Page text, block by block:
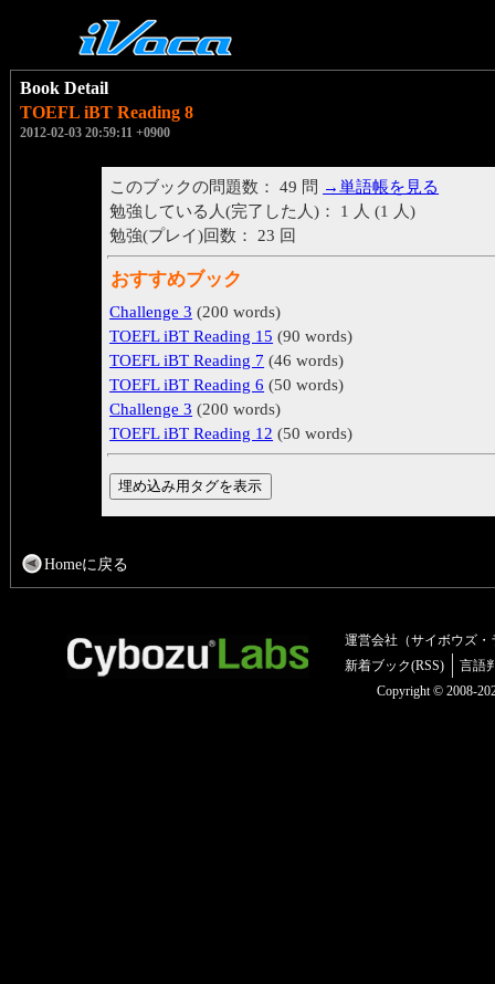
Book Detail
TOEFL iBT Reading 8
2012-02-03 20:59:11 +0900
このブックの問題数： 49 問 →単語帳を見る
勉強している人(完了した人)： 1 人 (1 人)
勉強(プレイ)回数： 23 回
おすすめブック
Challenge 3 (200 words)
TOEFL iBT Reading 15 (90 words)
TOEFL iBT Reading 7 (46 words)
TOEFL iBT Reading 6 (50 words)
Challenge 3 (200 words)
TOEFL iBT Reading 12 (50 words)
Homeに戻る
運営会社（サイボウズ・
新着ブック(RSS)
言語
Copyright © 2008-